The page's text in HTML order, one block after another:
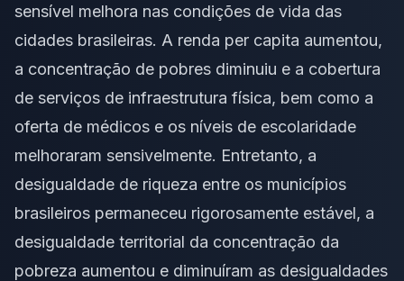
sensível melhora nas condições de vida das
cidades brasileiras. A renda per capita aumentou,
a concentração de pobres diminuiu e a cobertura
de serviços de infraestrutura física, bem como a
oferta de médicos e os níveis de escolaridade
melhoraram sensivelmente. Entretanto, a
desigualdade de riqueza entre os municípios
brasileiros permaneceu rigorosamente estável, a
desigualdade territorial da concentração da
pobreza aumentou e diminuíram as desigualdades